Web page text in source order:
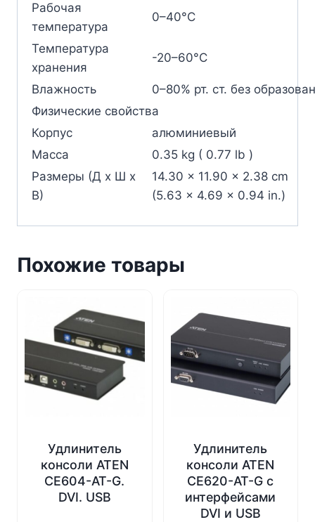
Рабочая
температура
0–40°C
Температура
хранения
-20–60°C
Влажность
0–80% рт. ст. без
Физические свойства
Корпус
алюминиевый
Масса
0.35 kg ( 0.77 lb )
Размеры (Д х Ш х
В)
14.30 x 11.90 x 2.38 cm
(5.63 x 4.69 x 0.94 in.)
Похожие товары
Удлинитель
консоли ATEN
CE604-AT-G.
DVI. USB
Удлинитель
консоли ATEN
CE620-AT-G с
интерфейсами
DVI и USB